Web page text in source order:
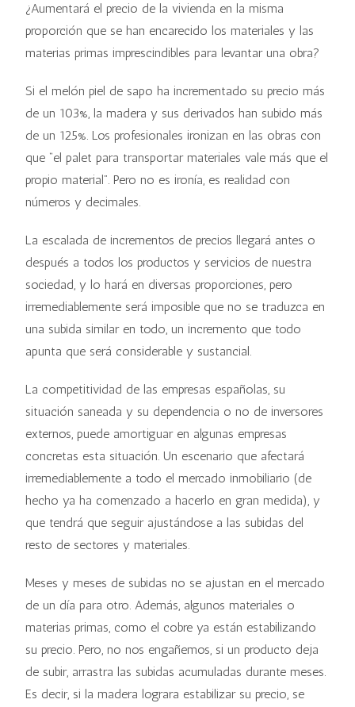
¿Aumentará el precio de la vivienda en la misma
proporción que se han encarecido los materiales y las
materias primas imprescindibles para levantar una obra?
Si el melón piel de sapo ha incrementado su precio más
de un 103%, la madera y sus derivados han subido más
de un 125%. Los profesionales ironizan en las obras con
que “el palet para transportar materiales vale más que el
propio material”. Pero no es ironía, es realidad con
números y decimales.
La escalada de incrementos de precios llegará antes o
después a todos los productos y servicios de nuestra
sociedad, y lo hará en diversas proporciones, pero
irremediablemente será imposible que no se traduzca en
una subida similar en todo, un incremento que todo
apunta que será considerable y sustancial.
La competitividad de las empresas españolas, su
situación saneada y su dependencia o no de inversores
externos, puede amortiguar en algunas empresas
concretas esta situación. Un escenario que afectará
irremediablemente a todo el mercado inmobiliario (de
hecho ya ha comenzado a hacerlo en gran medida), y
que tendrá que seguir ajustándose a las subidas del
resto de sectores y materiales.
Meses y meses de subidas no se ajustan en el mercado
de un día para otro. Además, algunos materiales o
materias primas, como el cobre ya están estabilizando
su precio. Pero, no nos engañemos, si un producto deja
de subir, arrastra las subidas acumuladas durante meses.
Es decir, si la madera lograra estabilizar su precio, se